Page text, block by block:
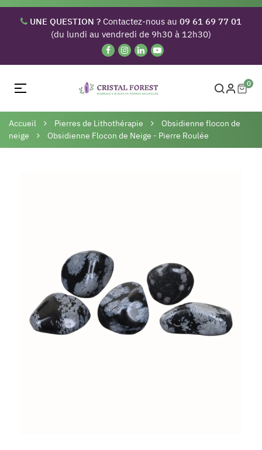
UNE QUESTION ? Contactez-nous au 09 61 69 77 01
(du lundi au vendredi de 9h30 à 12h30)
Basculer
navigation
☰ 0
Accueil Pierres de Lithothérapie
Obsidienne flocon de
neige
Obsidienne Flocon de Neige - Pierre Roulée